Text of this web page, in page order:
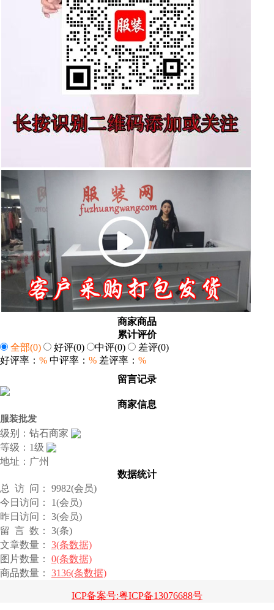
商家商品
累计评价
全部(0) 好评(0) 中评(0) 差评(0)
好评率： % 中评率： % 差评率： %
留言记录
商家信息
服装批发
级别：钻石商家
等级：1级
地址：广州
数据统计
总 访 问： 9982(会员)
今日访问： 1(会员)
昨日访问： 3(会员)
留 言 数： 3(条)
文章数量： 3(条数据)
图片数量： 0(条数据)
商品数量： 3136(条数据)
ICP备案号:粤ICP备13076688号